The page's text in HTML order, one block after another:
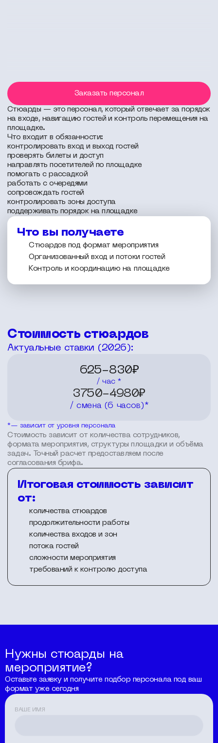
Стюарды — это персонал, который отвечает за порядок
на входе, навигацию гостей и контроль перемещения на
площадке.
Что входит в обязанности:
контролировать вход и выход гостей
проверять билеты и доступ
направлять посетителей по площадке
помогать с рассадкой
работать с очередями
сопровождать гостей
контролировать зоны доступа
поддерживать порядок на площадке
Заказать персонал
Что вы получаете
Стюардов под формат мероприятия
Организованный вход и потоки гостей
Контроль и координацию на площадке
Стоимость стюардов
Актуальные ставки (2026):
625-830₽
/ час *
3750-4980₽
/ смена (6 часов)*
*— зависит от уровня персонала
Стоимость зависит от количества сотрудников,
формата мероприятия, структуры площадки и объёма
задач. Точный расчет предоставляем после
согласования брифа.
Итоговая стоимость зависит
от:
количества стюардов
продолжительности работы
количества входов и зон
потока гостей
сложности мероприятия
требований к контролю доступа
Нужны стюарды на
мероприятие?
Оставьте заявку и получите подбор персонала под ваш
формат уже сегодня
ВАШЕ ИМЯ